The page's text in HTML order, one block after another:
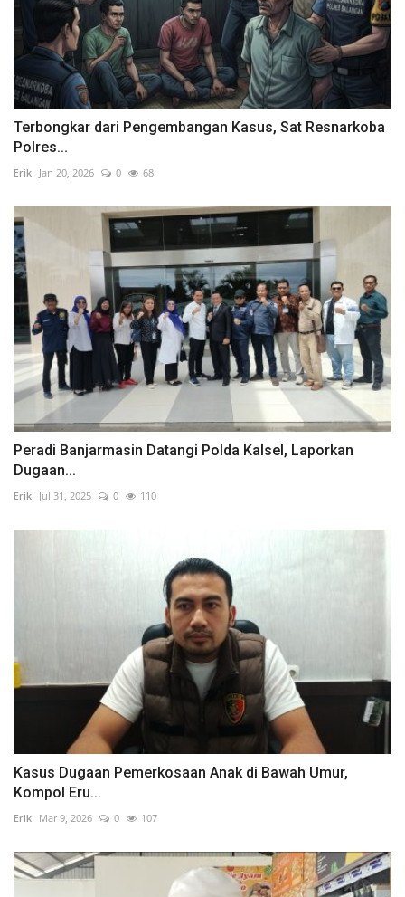
Terbongkar dari Pengembangan Kasus, Sat Resnarkoba
Polres...
Erik Jan 20, 2026 0 68
Peradi Banjarmasin Datangi Polda Kalsel, Laporkan
Dugaan...
Erik Jul 31, 2025 0 110
Kasus Dugaan Pemerkosaan Anak di Bawah Umur,
Kompol Eru...
Erik Mar 9, 2026 0 107